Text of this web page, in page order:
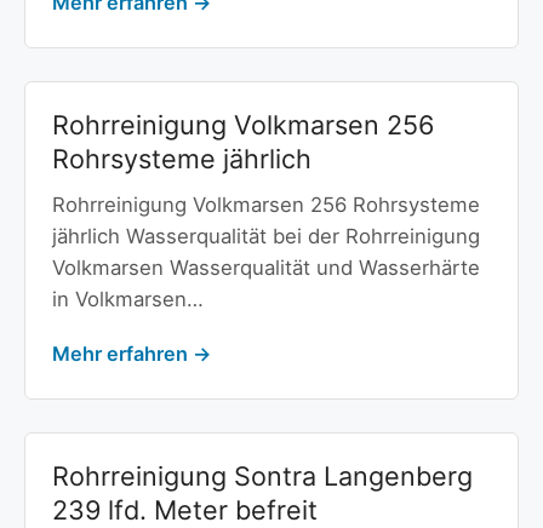
Rohrreinigung Volkmarsen 256
Rohrsysteme jährlich
Rohrreinigung Volkmarsen 256 Rohrsysteme
jährlich Wasserqualität bei der Rohrreinigung
Volkmarsen Wasserqualität und Wasserhärte
in Volkmarsen…
Mehr erfahren →
Rohrreinigung Sontra Langenberg
239 lfd. Meter befreit